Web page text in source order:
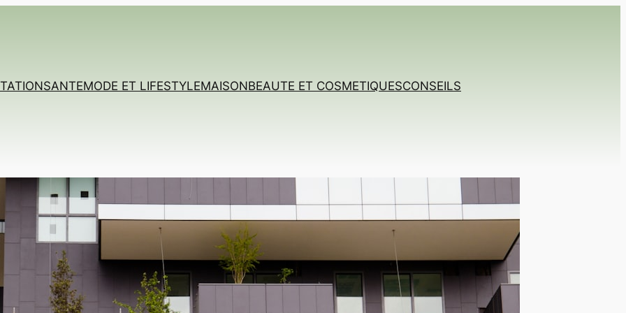
SANTEMODE ET LIFESTYLEMAISONBEAUTE ET COSMETIQUESCONSEILS